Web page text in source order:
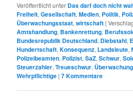
Veröffentlicht unter Das darf doch nicht
Freiheit,Gesellschaft,Medien, Politik,
Überwachungsstaat,wirtschaft |
Amtshandlung, Bankenrettung,
Bundesrepublik Deutschland, Diebstahl,
Hundertschaft,Konsequenz, Landsleute,
Polizeibeamten, Polizist,SaZ,Schwur,
Steuerzahler,Treueschwur,
Wehrpflichtige |7Kommentare